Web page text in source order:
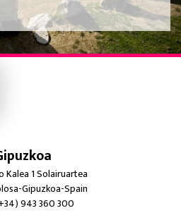
Kalea 1 Solairuartea
Gipuzkoa-Spain
943 360 300